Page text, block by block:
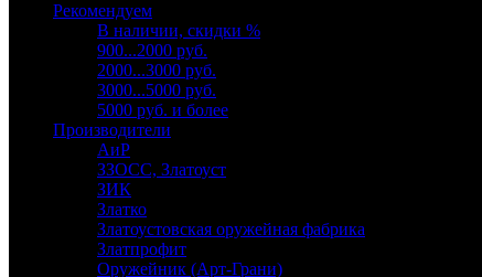
Рекомендуем
В наличии, скидки %
900...2000 руб.
2000...3000 руб.
3000...5000 руб.
5000 руб. и более
Производители
АиР
ЗЗОСС, Златоуст
ЗИК
Златко
Златоустовская оружейная фабрика
Златпрофит
Оружейник (Арт-Грани)